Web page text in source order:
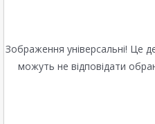
Зображення універсальні! Це
можуть не відповідати